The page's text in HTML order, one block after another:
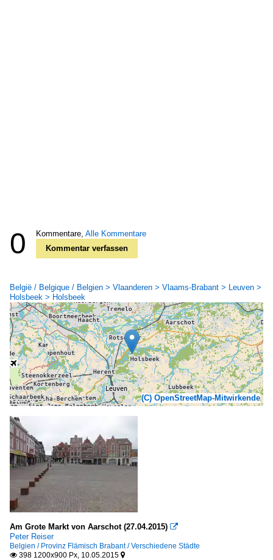
0 Kommentare, Alle Kommentare
Kommentar verfassen
België / Belgique / Belgien > Vlaanderen > Vlaams-Brabant > Leuven >
Holsbeek > Holsbeek
(C) OpenStreetMap-Mitwirkende
Am Grote Markt von Aarschot (27.04.2015) 
Peter Reiser
Belgien / Provinz Flämisch Brabant / Verschiedene Städte
 398 1200x900 Px, 10.05.2015 